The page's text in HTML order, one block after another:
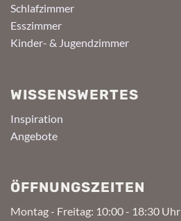
Schlafzimmer
Esszimmer
Kinder- & Jugendzimmer
WISSENSWERTES
Inspiration
Angebote
ÖFFNUNGSZEITEN
Montag - Freitag: 10:00 - 18:30 Uhr